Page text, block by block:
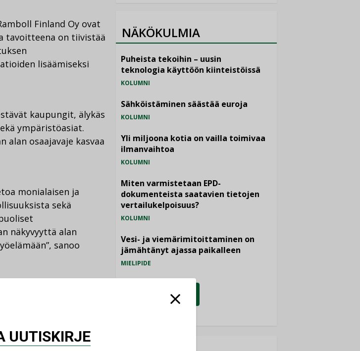
Finland Oy ovat
tavoitteena on tiivistää
lisäämiseksi
kaupungit, älykäs
ympäristöasiat.
alan osaajavaje kasvaa
monialaisen ja
sekä
näkyvyyttä alan
sanoo
osaamista
Oulun yliopiston
NÄKÖKULMIA
Puheista tekoihin – uusin
teknologia käyttöön kiinteistöissä
KOLUMNI
Sähköistäminen säästää euroja
KOLUMNI
Yli miljoona kotia on vailla toimivaa
ilmanvaihtoa
KOLUMNI
Miten varmistetaan EPD-
dokumenteista saatavien tietojen
vertailukelpoisuus?
KOLUMNI
Vesi- ja viemärimitoittaminen on
jämähtänyt ajassa paikalleen
MIELIPIDE
KATSO KAIKKI
UUTISKIRJE